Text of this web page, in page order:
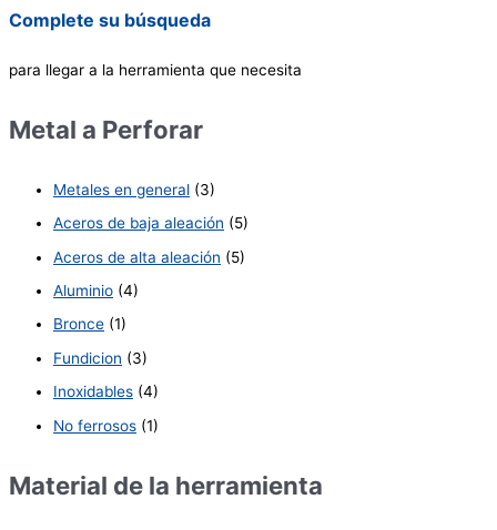
Complete su búsqueda
para llegar a la herramienta que necesita
Metal a Perforar
Metales en general (3)
Aceros de baja aleación (5)
Aceros de alta aleación (5)
Aluminio (4)
Bronce (1)
Fundicion (3)
Inoxidables (4)
No ferrosos (1)
Material de la herramienta